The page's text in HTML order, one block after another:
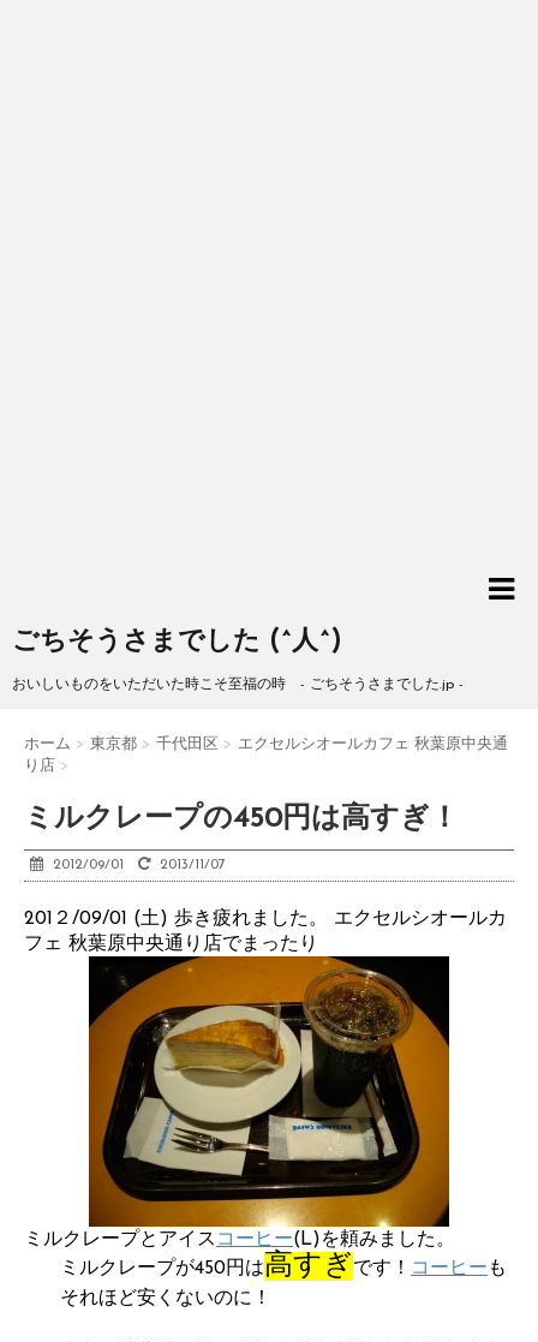
ごちそうさまでした (^人^)
おいしいものをいただいた時こそ至福の時 - ごちそうさまでした.jp -
ホーム > 東京都 > 千代田区 > エクセルシオールカフェ 秋葉原中央通
り店 >
ミルクレープの450円は高すぎ！
2012/09/01 2013/11/07
201２/09/01 (土) 歩き疲れました。 エクセルシオールカ
フェ 秋葉原中央通り店でまったり
ミルクレープとアイス コーヒー(L)を頼みました。
ミルクレープが450円は高すぎ です！ コーヒー も
それほど安くないのに！